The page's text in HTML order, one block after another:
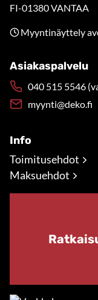
FI-01380 VANTAA
Myyntinäyttely
Asiakaspalvelu
040 515 5546
myynti@deko.fi
Info
Toimitusehdot
Maksuehdot